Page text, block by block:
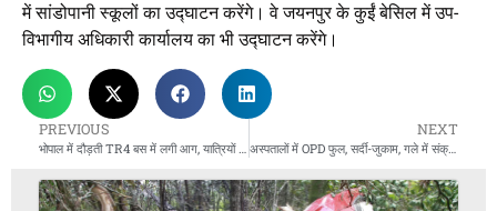
में सांडोपानी स्कूलों का उद्घाटन करेंगे। वे जयनपुर के कुईं बेसिल में उप-
विभागीय अधिकारी कार्यालय का भी उद्घाटन करेंगे।
PREVIOUS
भोपाल में दौड़ती TR4 बस में लगी आग, यात्रियों को सुरक्षित निकाला गया
NEXT
अस्पतालों में OPD फुल, सर्दी-जुकाम, गले में संक्रमण, तेज बुखारके पहुंच रहे ज्यादा मरीज